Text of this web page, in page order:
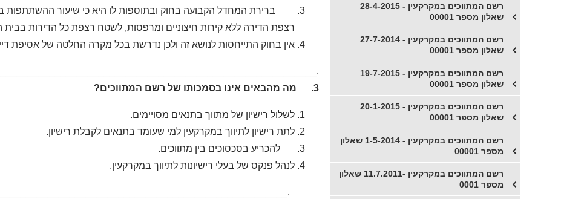
ברירת המחדל הקבועה בחוק ובתוספות לו היא כי שיעור ההשתתפות
רצפת הדירה ללא קירות חיצוניים ומרפסות, לשטח רצפת כל הדירות
אין בחוק התייחסות לנושא זה ולכן נדרשת בכל מקרה החלטה של אסיפת
3. מה מהבאים אינו בסמכותו של רשם המתווכים?
לשלול רישיון של מתווך בתנאים מסויימים.
לתת רישיון לתיווך במקרקעין למי שעומד בתנאים לקבלת רישיון.
להכריע בסכסוכים בין מתווכים.
לנהל פנקס של בעלי רישיונות לתיווך במקרקעין.
רשם המתווכים במקרקעין - 28-4-2015
שאלון מספר 00001
רשם המתווכים במקרקעין - 27-7-2014
שאלון מספר 00001
רשם המתווכים במקרקעין - 19-7-2015
שאלון מספר 00001
רשם המתווכים במקרקעין - 20-1-2015
שאלון מספר 00001
​רשם המתווכים במקרקעין - 1-5-2014 שאלון
מספר 00001
רשם המתווכים במקרקעין -11.7.2011 שאלון
מספר 0001